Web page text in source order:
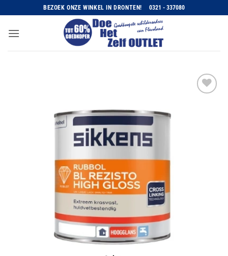
naar
inhoud
BEZOEK ONZE WINKEL IN DRONTEN! 0321 - 337080